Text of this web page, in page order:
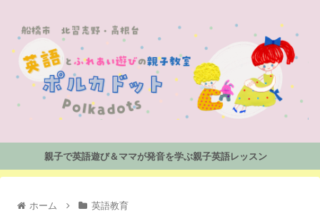
親子で英語遊び＆ママが発音を学ぶ親子英語レッスン
ホーム 英語教育